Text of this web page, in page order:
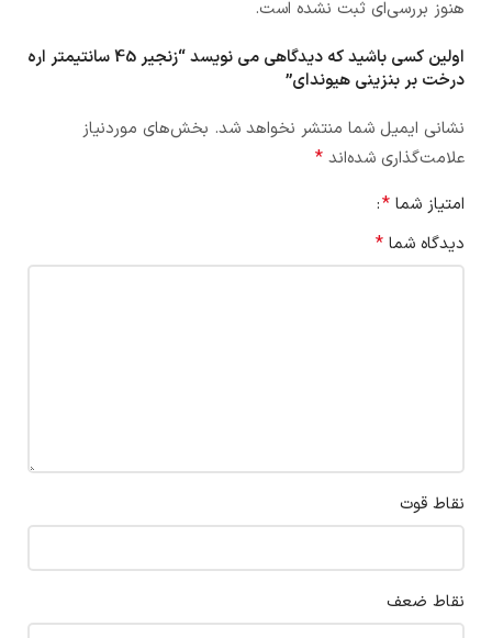
هنوز بررسی‌ای ثبت نشده است.
اولین کسی باشید که دیدگاهی می نویسد “زنجیر 45 سانتیمتر اره
درخت بر بنزینی هیوندای”
نشانی ایمیل شما منتشر نخواهد شد. بخش‌های موردنیاز
علامت‌گذاری شده‌اند *
امتیاز شما *
دیدگاه شما *
نقاط قوت
نقاط ضعف